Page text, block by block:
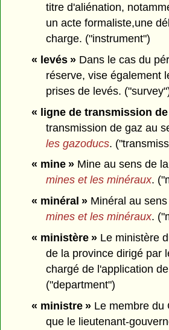
titre d'aliénation,
un acte formaliste,une
charge. ("instrument")
« levés »Dans le cas du
réserve, vise également
prises de levés.
« ligne de transmission de
transmission de gaz au
les gazoducs.
« mine »Mine au sens de la
mines et les minéraux.
« minéral »Minéral au sens
mines et les minéraux.
« ministère »Le ministère
de la province dirigé par
chargé de l'application
("department")
« ministre »Le membre du
que le lieutenant-